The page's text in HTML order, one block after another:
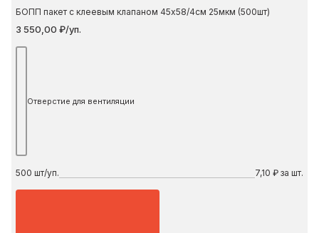
БОПП пакет с клеевым клапаном 45х58/4см 25мкм (500шт)
3 550,00 ₽/уп.
Отверстие для вентиляции
500 шт/уп. 7,10 ₽ за шт.